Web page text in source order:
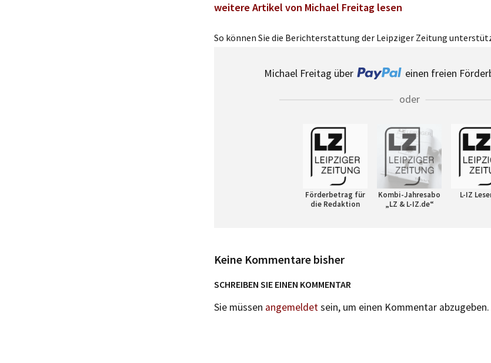
weitere Artikel von Michael Freitag lesen
So können Sie die Berichterstattung der Leipziger Zeitung
Michael Freitag über
einen freien
oder
Förderbetrag für
die Redaktion
Kombi-Jahresabo
„LZ & L-IZ.de“
L-IZ
Keine Kommentare bisher
SCHREIBEN SIE EINEN KOMMENTAR
Sie müssen angemeldetsein, um einen Kommentar abzugeben.